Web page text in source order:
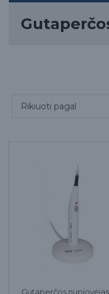
Gutaperčos